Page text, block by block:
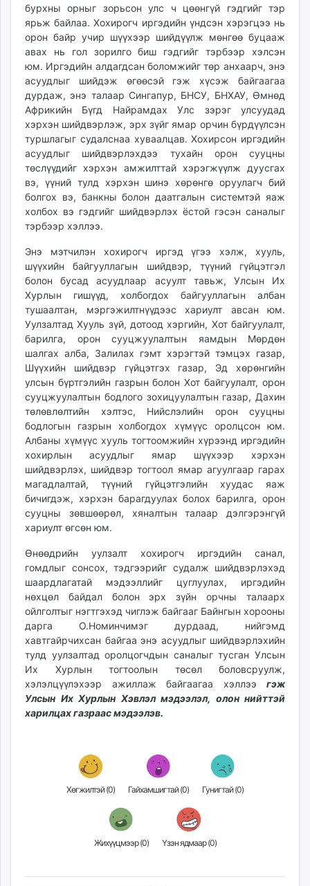
бурхны орныг зорьсон улс ч цөөнгүй гэдгийг тэр
ярьж байлаа. Хохирогч иргэдийн үндсэн хэрэгцээ нь
орон байр учир шүүхээр шийдүүлж мөнгөө буцааж
авах нь гол зорилго биш гэдгийг тэрбээр хэлсэн
юм. Иргэдийн алдагдсан боломжийг төр анхаарч, энэ
асуудлыг шийдэж өгөөсэй гэж хүсэж байгаагаа
дурдаж, энэ талаар Сингапур, БНСУ, БНХАУ, Өмнөд
Африкийн Бүгд Найрамдах Улс зэрэг улсуудад
хэрхэн шийдвэрлэж, эрх зүйг ямар орчин бүрдүүлсэн
туршлагыг судалснаа хуваалцав. Хохирсон иргэдийн
асуудлыг шийдвэрлэхдээ тухайн орон сууцны
төслүүдийг хэрхэн амжилттай хэрэгжүүлж дуусгах
вэ, үүний тулд хэрхэн шинэ хөрөнгө оруулагч бий
болгох вэ, банкны болон даатгалын системтэй яаж
холбох вэ гэдгийг шийдвэрлэх ёстой гэсэн саналыг
тэрбээр хэллээ.
Энэ мэтчилэн хохирогч иргэд үгээ хэлж, хууль,
шүүхийн байгууллагын шийдвэр, түүний гүйцэтгэл
болон бусад асуудлаар асуулт тавьж, Улсын Их
Хурлын гишүүд, холбогдох байгууллагын албан
тушаалтан, мэргэжилтнүүдээс хариулт авсан юм.
Уулзалтад Хууль зүй, дотоод хэргийн, Хот байгуулалт,
барилга, орон сууцжуулалтын яамдын Мөрдөн
шалгах алба, Залилах гэмт хэрэгтэй тэмцэх газар,
Шүүхийн шийдвэр гүйцэтгэх газар, Эд хөрөнгийн
улсын бүртгэлийн газрын болон Хот байгуулалт, орон
сууцжуулалтын бодлого зохицуулалтын газар, Дахин
төлөвлөлтийн хэлтэс, Нийслэлийн орон сууцны
бодлогын газрын холбогдох хүмүүс оролцсон юм.
Албаны хүмүүс хууль тогтоомжийн хүрээнд иргэдийн
хохирлын асуудлыг ямар шүүхээр хэрхэн
шийдвэрлэх, шийдвэр тогтоол ямар агуулгаар гарах
магадлалтай, түүний гүйцэтгэлийн хуудас яаж
бичигдэж, хэрхэн барагдуулах болох барилга, орон
сууцны зөвшөөрөл, хяналтын талаар дэлгэрэнгүй
хариулт өгсөн юм.
Өнөөдрийн уулзалт хохирогч иргэдийн санал,
гомдлыг сонсох, тэдгээрийг судалж шийдвэрлэхэд
шаардлагатай мэдээллийг цуглуулах, иргэдийн
нөхцөл байдал болон эрх зүйн орчны талаарх
ойлголтыг нэгтгэхэд чиглэж байгааг Байнгын хорооны
дарга О.Номинчимэг дурдаад, нийгэмд
хавтгайрчихсан байгаа энэ асуудлыг шийдвэрлэхийн
тулд уулзалтад оролцогчдын саналыг тусган Улсын
Их Хурлын тогтоолын төсөл боловсруулж,
хэлэлцүүлэхээр ажиллаж байгаагаа хэллээ гэж
Улсын Их Хурлын Хэвлэл мэдээлэл, олон нийттэй
харилцах газраас мэдээлэв.
Хөгжилтэй (0) Гайхамшигтай (0) Гунигтай (0)
Жихүүцмээр (0) Үзэн ядмаар (0)